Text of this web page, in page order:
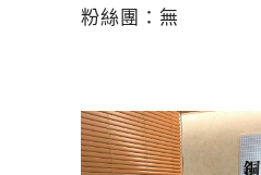
粉絲團：無